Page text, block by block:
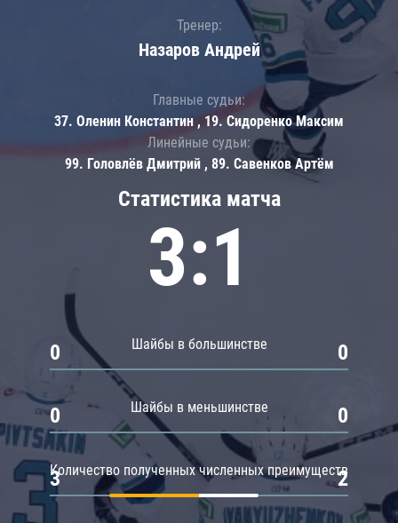
Статистика матча
3:1
Шайбы в большинстве
0 0
Шайбы в меньшинстве
0 0
Количество полученных численных преимуществ
3 2
Тренер:
Назаров Андрей
Главные судьи:
37. Оленин Константин , 19. Сидоренко Максим
Линейные судьи:
99. Головлёв Дмитрий , 89. Савенков Артём